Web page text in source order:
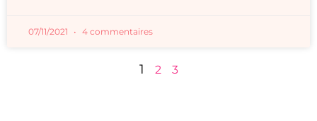
07/11/2021 4 commentaires
1 2 3